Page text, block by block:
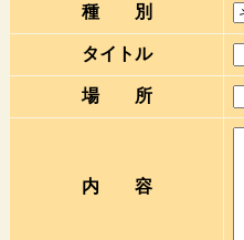
種 別
タイトル
場 所
内 容